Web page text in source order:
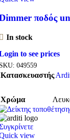
ποδός
In stock
to see prices
049559
Κατασκευαστής
Χρώμα
view